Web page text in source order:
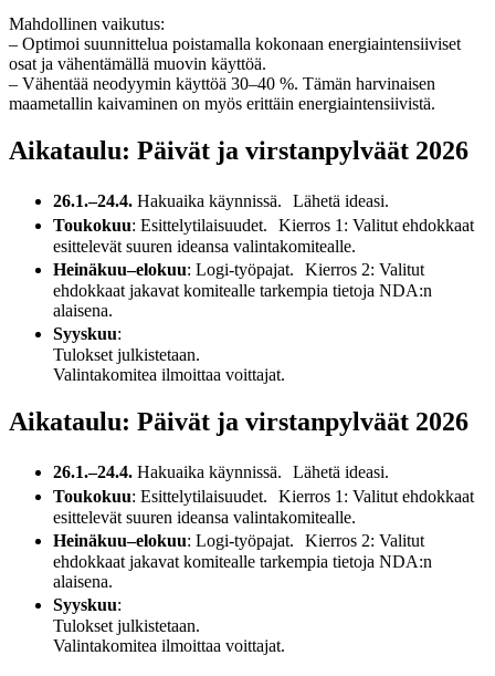
Mahdollinen vaikutus:
– Optimoi suunnittelua poistamalla kokonaan energiaintensiiviset
osat ja vähentämällä muovin käyttöä.
– Vähentää neodyymin käyttöä 30–40 %. Tämän harvinaisen
maametallin kaivaminen on myös erittäin energiaintensiivistä.
Aikataulu: Päivät ja virstanpylväät 2026
26.1.–24.4. Hakuaika käynnissä. Lähetä ideasi.
Toukokuu: Esittelytilaisuudet. Kierros 1: Valitut ehdokkaat
esittelevät suuren ideansa valintakomitealle.
Heinäkuu–elokuu: Logi-työpajat. Kierros 2: Valitut
ehdokkaat jakavat komitealle tarkempia tietoja NDA:n
alaisena.
Syyskuu:
Tulokset julkistetaan.
Valintakomitea ilmoittaa voittajat.
Aikataulu: Päivät ja virstanpylväät 2026
26.1.–24.4. Hakuaika käynnissä. Lähetä ideasi.
Toukokuu: Esittelytilaisuudet. Kierros 1: Valitut ehdokkaat
esittelevät suuren ideansa valintakomitealle.
Heinäkuu–elokuu: Logi-työpajat. Kierros 2: Valitut
ehdokkaat jakavat komitealle tarkempia tietoja NDA:n
alaisena.
Syyskuu:
Tulokset julkistetaan.
Valintakomitea ilmoittaa voittajat.